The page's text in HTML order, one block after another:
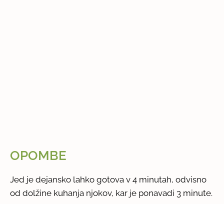
OPOMBE
Jed je dejansko lahko gotova v 4 minutah, odvisno
od dolžine kuhanja njokov, kar je ponavadi 3 minute.